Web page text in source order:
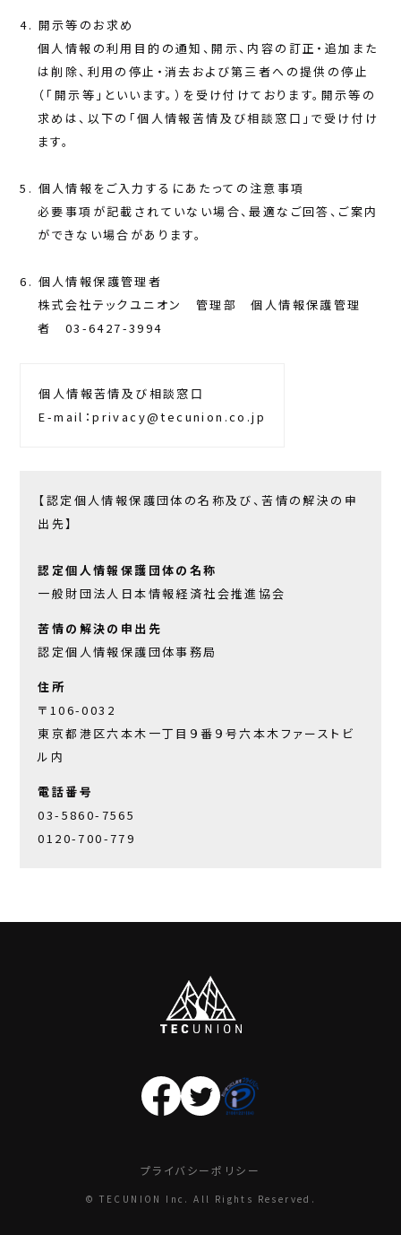
開示等のお求め
個人情報の利用目的の通知、開示、内容の訂正・追加また
は削除、利用の停止・消去および第三者への提供の停止
（「開示等」といいます。）を受け付けております。開示等の
求めは、以下の「個人情報苦情及び相談窓口」で受け付け
ます。
個人情報をご入力するにあたっての注意事項
必要事項が記載されていない場合、最適なご回答、ご案内
ができない場合があります。
個人情報保護管理者
株式会社テックユニオン 管理部 個人情報保護管理
者 03-6427-3994
個人情報苦情及び相談窓口
E-mail：privacy@tecunion.co.jp
【認定個人情報保護団体の名称及び、苦情の解決の申
出先】
認定個人情報保護団体の名称
一般財団法人日本情報経済社会推進協会
苦情の解決の申出先
認定個人情報保護団体事務局
住所
〒106-0032
東京都港区六本木一丁目９番９号六本木ファーストビ
ル内
電話番号
03-5860-7565
0120-700-779
プライバシーポリシー
© TECUNION Inc. All Rights Reserved.